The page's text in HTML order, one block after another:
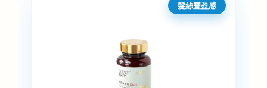
髮絲豐盈感